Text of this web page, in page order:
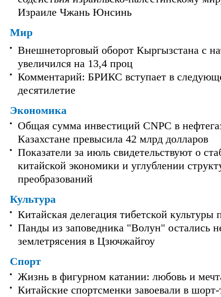
Израиле Чжань Юнсинь
Мир
Внешнеторговый оборот Кыргызстана с
увеличился на 13,4 проц
Комментарий: БРИКС вступает в
десятилетие
Экономика
Общая сумма инвестиций CNPC в
Казахстане превысила 42 млрд долларов
Показатели за июль свидетельствуют о
китайской экономики и углублении
преобразований
Культура
Китайская делегация тибетской культуры
Панды из заповедника "Волун" остались
землетрясения в Цзючжайгоу
Спорт
Жизнь в фигурном катании: любовь и
Китайские спортсменки завоевали в шорт-